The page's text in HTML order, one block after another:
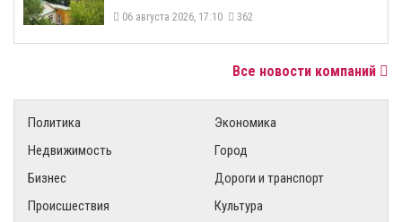
06 августа 2026, 17:10 362
Все новости компаний
Политика
Экономика
Недвижимость
Город
Бизнес
Дороги и транспорт
Происшествия
Культура